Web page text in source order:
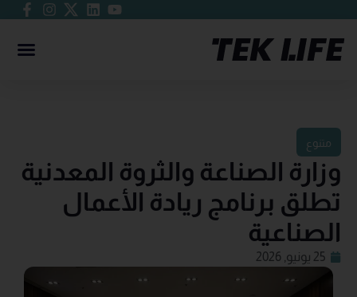
متنوع
وزارة الصناعة والثروة المعدنية
تطلق برنامج ريادة الأعمال
الصناعية
25 يونيو, 2026